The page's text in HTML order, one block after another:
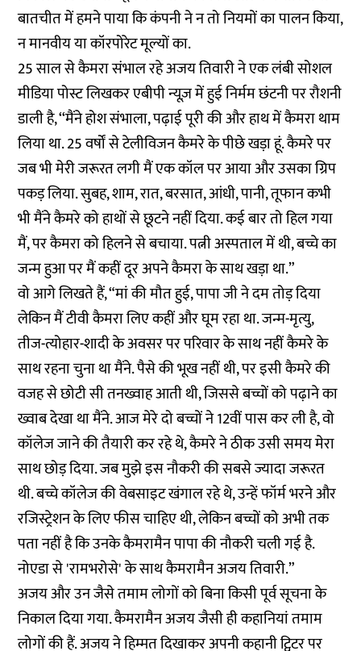
बातचीत में हमने पाया कि कंपनी ने न तो नियमों का पालन किया,
न मानवीय या कॉरपोरेट मूल्यों का.
25 साल से कैमरा संभाल रहे अजय तिवारी ने एक लंबी सोशल
मीडिया पोस्ट लिखकर एबीपी न्यूज़ में हुई निर्मम छंटनी पर रौशनी
डाली है, ‘‘मैंने होश संभाला, पढ़ाई पूरी की और हाथ में कैमरा थाम
लिया था. 25 वर्षों से टेलीविजन कैमरे के पीछे खड़ा हूं. कैमरे पर
जब भी मेरी जरूरत लगी मैं एक कॉल पर आया और उसका ग्रिप
पकड़ लिया. सुबह, शाम, रात, बरसात, आंधी, पानी, तूफान कभी
भी मैंने कैमरे को हाथों से छूटने नहीं दिया. कई बार तो हिल गया
मैं, पर कैमरा को हिलने से बचाया. पत्नी अस्पताल में थी, बच्चे का
जन्म हुआ पर मैं कहीं दूर अपने कैमरा के साथ खड़ा था.”
वो आगे लिखते हैं, “मां की मौत हुई, पापा जी ने दम तोड़ दिया
लेकिन मैं टीवी कैमरा लिए कहीं और घूम रहा था. जन्म-मृत्यु,
तीज-त्योहार-शादी के अवसर पर परिवार के साथ नहीं कैमरे के
साथ रहना चुना था मैंने. पैसे की भूख नहीं थी, पर इसी कैमरे की
वजह से छोटी सी तनख्वाह आती थी, जिससे बच्चों को पढ़ाने का
ख्वाब देखा था मैंने. आज मेरे दो बच्चों ने 12वीं पास कर ली है, वो
कॉलेज जाने की तैयारी कर रहे थे, कैमरे ने ठीक उसी समय मेरा
साथ छोड़ दिया. जब मुझे इस नौकरी की सबसे ज्यादा जरूरत
थी. बच्चे कॉलेज की वेबसाइट खंगाल रहे थे, उन्हें फॉर्म भरने और
रजिस्ट्रेशन के लिए फीस चाहिए थी, लेकिन बच्चों को अभी तक
पता नहीं है कि उनके कैमरामैन पापा की नौकरी चली गई है.
नोएडा से 'रामभरोसे' के साथ कैमरामैन अजय तिवारी.”
अजय और उन जैसे तमाम लोगों को बिना किसी पूर्व सूचना के
निकाल दिया गया. कैमरामैन अजय जैसी ही कहानियां तमाम
लोगों की हैं. अजय ने हिम्मत दिखाकर अपनी कहानी ट्विटर पर